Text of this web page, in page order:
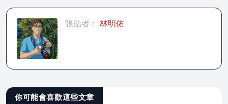
張貼者： 林明佑
你可能會喜歡這些文章